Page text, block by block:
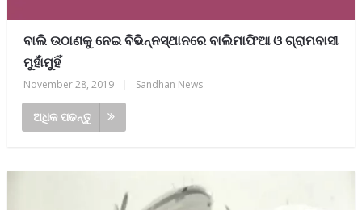
ବାଲି ଉଠାଣକୁ ନେଇ ବିଭିନ୍ନସ୍ଥାନରେ ବାଲିମାଫିଆ ଓ ଗ୍ରାମବାସୀ
ମୁହାଁମୁହିଁ
November 28, 2019 Sandhan News
ଅଧିକ ପଢନ୍ତୁ